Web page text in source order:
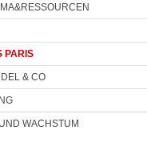
PARIS
& CO
WACHSTUM